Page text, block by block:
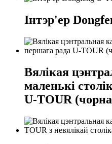
Інтэр'ер
Вялікая
маленькі
U-TOUR